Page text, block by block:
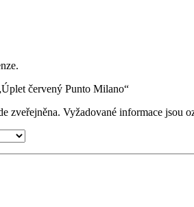
červený Punto Milano“
zveřejněna. Vyžadované informace jsou